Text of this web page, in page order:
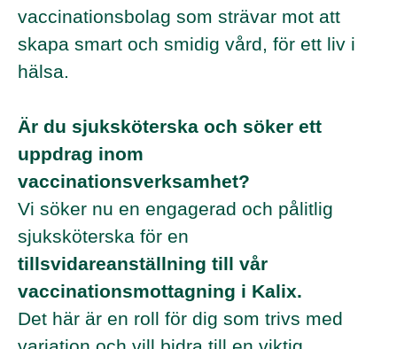
vaccinationsbolag som strävar mot att
skapa smart och smidig vård, för ett liv i
hälsa.
Är du sjuksköterska och söker ett
uppdrag inom
vaccinationsverksamhet?
Vi söker nu en engagerad och pålitlig
sjuksköterska för en
tillsvidareanställning till vår
vaccinationsmottagning i Kalix.
Det här är en roll för dig som trivs med